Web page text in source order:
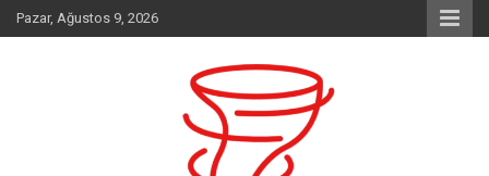
Skip
to
Pazar, Ağustos 9, 2026